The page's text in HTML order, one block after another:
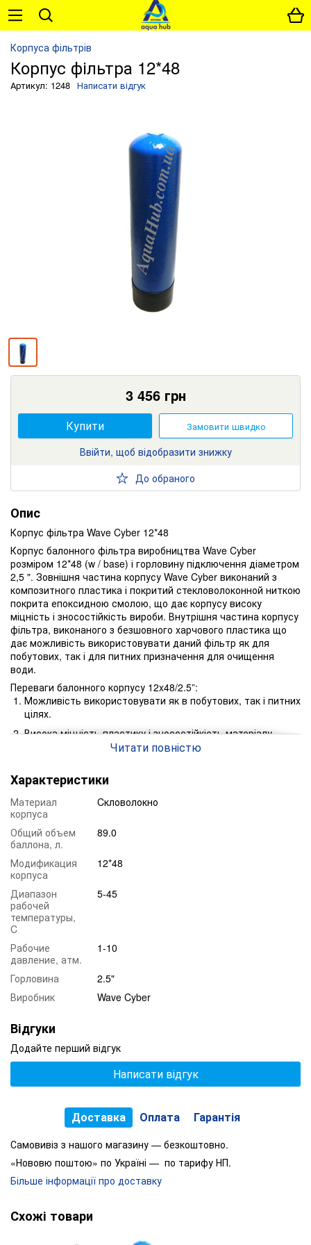
Корпуса фільтрів
Корпус фільтра 12*48
Артикул: 1248 Написати відгук
3 456грн
Купити Замовити швидко
Ввійти, щоб відобразити знижку
До обраного
Опис
Корпус фільтра Wave Cyber 12*48
Корпус балонного фільтра виробництва Wave Cyber ​​
розміром 12*48 (w / base) і горловину підключення діаметром
2,5 ". Зовнішня частина корпусу Wave Cyber ​​виконаний з
композитного пластика і покритий стекловолоконной ниткою
покрита епоксидною смолою, що дає корпусу високу
міцність і зносостійкість вироби. Внутрішня частина корпусу
фільтра, виконаного з безшовного харчового пластика що
дає можливість використовувати даний фільтр як для
побутових, так і для питних призначення для очищення
води.
Переваги балонного корпусу 12x48/2.5”:
Можливість використовувати як в побутових, так і питних
цілях.
Висока міцність пластику і зносостійкість матеріалу
матеріалів: Filter AG, Гравій, Кварцовий пісок, Birm,
Pyrolox, Filtro Smart A, Ecomix, Dowex, Desotec і інші
фільтруючі завантаження.
Можливість підключення безліч ручних і автоматичних
клапанів управління (Clack, Wave Cyber, RX).
водоочищення.
Читати повністю
Характеристики
Материал
корпуса
Cкловолокно
Общий объем
баллона, л.
89.0
Модификация
корпуса
12*48
Диапазон
рабочей
температуры,
C
5-45
Рабочие
давление, атм.
1-10
Горловина
2.5"
Виробник
Wave Cyber
Відгуки
Додайте перший відгук
Написати відгук
Доставка Оплата Гарантія
Самовивіз з нашого магазину — безкоштовно.
«Нововю поштою» по Україні — по тарифу НП.
Більше інформації про доставку
Схожі товари